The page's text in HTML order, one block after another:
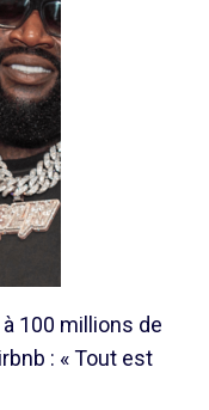
100 millions de
: « Tout est